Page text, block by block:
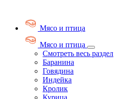
Мясо и птица
Мясо и птица
Смотреть весь раздел
Баранина
Говядина
Индейка
Кролик
Курица